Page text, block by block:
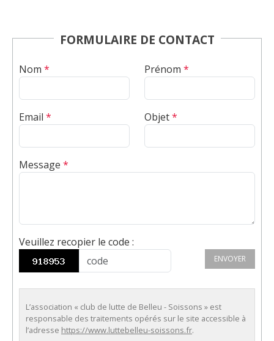
FORMULAIRE DE CONTACT
Nom * Prénom *
Email * Objet*
Message *
Veuillez recopier le code :
ENVOYER
L’association « club de lutte de Belleu - Soissons » est
responsable des traitements opérés sur le site accessible à
l’adresse https://www.luttebelleu-soissons.fr.